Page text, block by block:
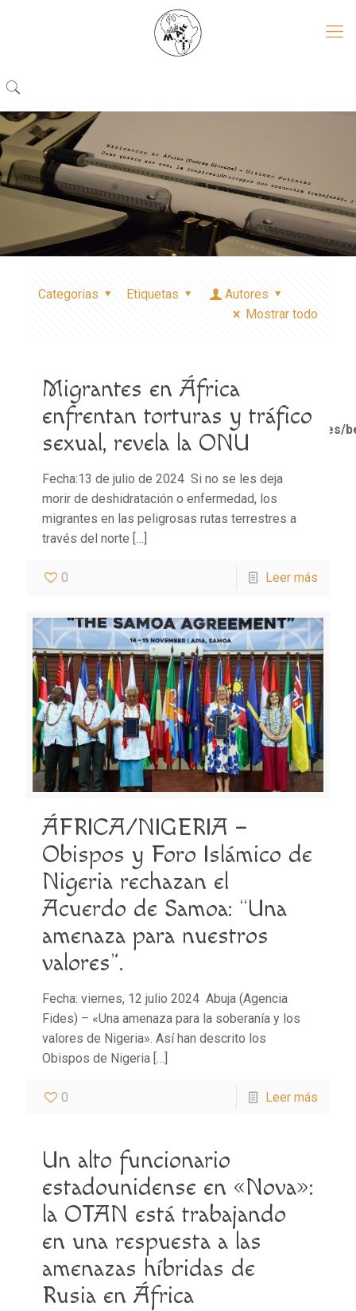
Categorias Etiquetas
Autores
Mostrar todo
Notice: Trying to access array offset on value of type
bool in
/home/misioner/public_html/padresblancos/
functions.php
on line1611
Migrantes en África
enfrentan torturas y tráfico
sexual, revela la ONU
Fecha:13 de julio de 2024 Si no se les deja
morir de deshidratación o enfermedad, los
migrantes en las peligrosas rutas terrestres a
través del norte […]
0 Leer más
ÁFRICA/NIGERIA –
Obispos y Foro Islámico de
Nigeria rechazan el
Acuerdo de Samoa: “Una
amenaza para nuestros
valores”.
Fecha: viernes, 12 julio 2024 Abuja (Agencia
Fides) – «Una amenaza para la soberanía y los
valores de Nigeria». Así han descrito los
Obispos de Nigeria […]
0 Leer más
Un alto funcionario
estadounidense en «Nova»:
la OTAN está trabajando
en una respuesta a las
amenazas híbridas de
Rusia en África